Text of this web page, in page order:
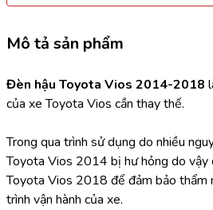
Mô tả sản phẩm
Đèn hậu Toyota Vios 2014-2018
của xe Toyota Vios cần thay thế.
Trong qua trình sử dụng do nhiều
Toyota Vios 2014 bị hư hỏng do vậy
Toyota Vios 2018 để đảm bảo thẩm
trình vận hành của xe.